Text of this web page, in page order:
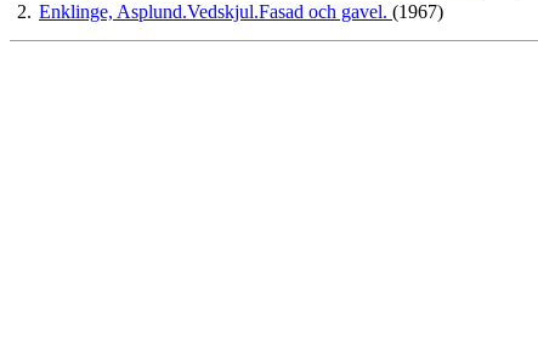
2. Enklinge, Asplund.Vedskjul.Fasad och gavel. (1967)